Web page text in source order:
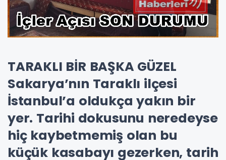
TARAKLI BİR BAŞKA GÜZEL
Sakarya’nın Taraklı ilçesi
İstanbul’a oldukça yakın bir
yer. Tarihi dokusunu neredeyse
hiç kaybetmemiş olan bu
küçük kasabayı gezerken, tarih